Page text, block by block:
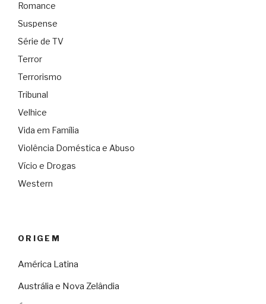
Romance
Suspense
Série de TV
Terror
Terrorismo
Tribunal
Velhice
Vida em Família
Violência Doméstica e Abuso
Vício e Drogas
Western
ORIGEM
América Latina
Austrália e Nova Zelândia